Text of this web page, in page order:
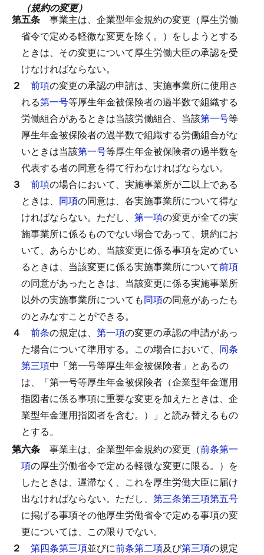
（規約の変更）
第五条 事業主は、企業型年金規約の変更（厚生労働
省令で定める軽微な変更を除く。）をしようとする
ときは、その変更について厚生労働大臣の承認を受
けなければならない。
２ 前項の変更の承認の申請は、実施事業所に使用さ
れる第一号等厚生年金被保険者の過半数で組織する
労働組合があるときは当該労働組合、当該第一号等
厚生年金被保険者の過半数で組織する労働組合がな
いときは当該第一号等厚生年金被保険者の過半数を
代表する者の同意を得て行わなければならない。
３ 前項の場合において、実施事業所が二以上である
ときは、 同項の同意は、各実施事業所について得な
ければならない。 ただし、 第一項の変更が全ての実
施事業所に係るものでない場合であって、規約にお
いて、あらかじめ、当該変更に係る事項を定めてい
るときは、当該変更に係る実施事業所について前項
の同意があったときは、当該変更に係る実施事業所
以外の実施事業所についても同項の同意があったも
のとみなすことができる。
４ 前条の規定は、 第一項の変更の承認の申請があっ
た場合について準用する。 この場合において、 同条
第三項中「第一号等厚生年金被保険者」とあるの
は、「第一号等厚生年金被保険者（企業型年金運用
指図者に係る事項に重要な変更を加えたときは、企
業型年金運用指図者を含む。）」と読み替えるもの
とする。
第六条 事業主は、企業型年金規約の変更（前条第一
項の厚生労働省令で定める軽微な変更に限る。）を
したときは、遅滞なく、これを厚生労働大臣に届け
出なければならない。 ただし、 第三条第三項第五号
に掲げる事項その他厚生労働省令で定める事項の変
更については、この限りでない。
２ 第四条第三項並びに前条第二項及び第三項の規定